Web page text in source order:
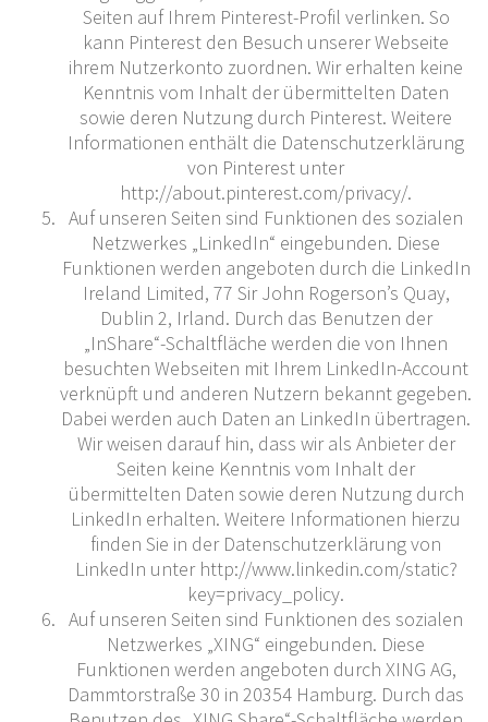
Seiten auf Ihrem Pinterest-Profil verlinken. So
kann Pinterest den Besuch unserer Webseite
ihrem Nutzerkonto zuordnen. Wir erhalten keine
Kenntnis vom Inhalt der übermittelten Daten
sowie deren Nutzung durch Pinterest. Weitere
Informationen enthält die Datenschutzerklärung
von Pinterest unter
http://about.pinterest.com/privacy/.
Auf unseren Seiten sind Funktionen des sozialen
Netzwerkes „LinkedIn“ eingebunden. Diese
Funktionen werden angeboten durch die LinkedIn
Ireland Limited, 77 Sir John Rogerson’s Quay,
Dublin 2, Irland. Durch das Benutzen der
„InShare“-Schaltfläche werden die von Ihnen
besuchten Webseiten mit Ihrem LinkedIn-Account
verknüpft und anderen Nutzern bekannt gegeben.
Dabei werden auch Daten an LinkedIn übertragen.
Wir weisen darauf hin, dass wir als Anbieter der
Seiten keine Kenntnis vom Inhalt der
übermittelten Daten sowie deren Nutzung durch
LinkedIn erhalten. Weitere Informationen hierzu
finden Sie in der Datenschutzerklärung von
LinkedIn unter http://www.linkedin.com/static?
key=privacy_policy.
Auf unseren Seiten sind Funktionen des sozialen
Netzwerkes „XING“ eingebunden. Diese
Funktionen werden angeboten durch XING AG,
Dammtorstraße 30 in 20354 Hamburg. Durch das